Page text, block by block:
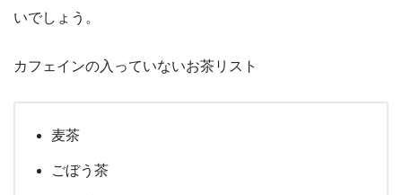
いでしょう。
カフェインの入っていないお茶リスト
麦茶
ごぼう茶